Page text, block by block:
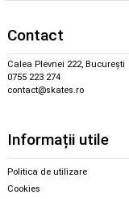
Contact
Calea Plevnei 222, București
0755 223 274
contact@skates.ro
Informații utile
Politica de utilizare
Cookies